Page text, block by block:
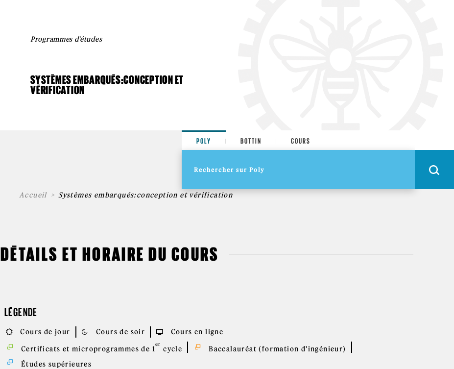
Programmes d'études
SYSTÈMES EMBARQUÉS:CONCEPTION ET
VÉRIFICATION
POLY BOTTIN COURS
Accueil Systèmes embarqués:conception et vérification
DÉTAILS ET HORAIRE DU COURS
LÉGENDE
Cours de jour Cours de soir
Cours en ligne
Certificats et microprogrammes de 1
er
cycle
Baccalauréat (formation d'ingénieur)
Études supérieures